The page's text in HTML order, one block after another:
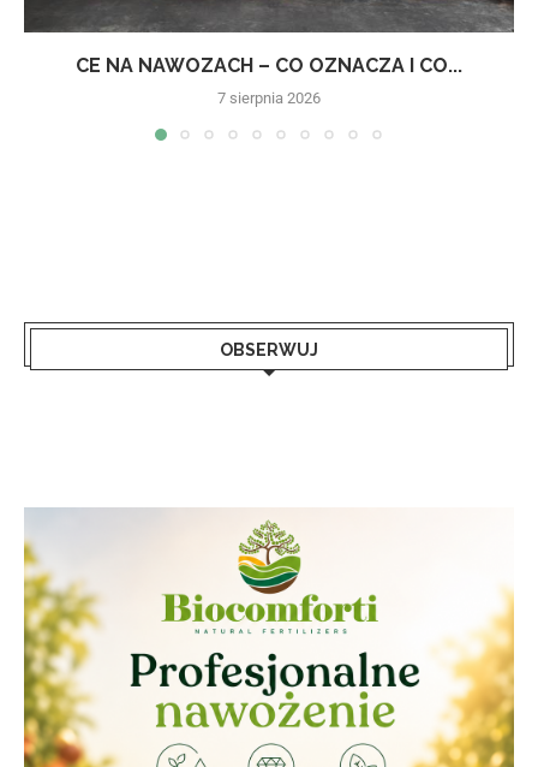
CE NA NAWOZACH – CO OZNACZA I CO...
7 sierpnia 2026
OBSERWUJ